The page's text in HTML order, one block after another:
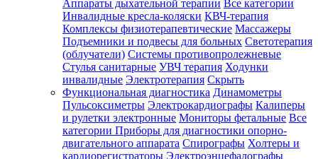
Аппараты дыхательной терапии Все категории
Инвалидные кресла-коляски КВЧ-терапия
Комплексы физиотерапевтические Массажеры
Подъемники и подвесы для больных Светотерапия
(облучатели) Системы противопролежневые
Стулья санитарные УВЧ терапия Ходунки
инвалидные Электротерапия Скрыть
Функциональная диагностика Динамометры
Пульсоксиметры Электрокардиографы Калиперы
и рулетки электронные Мониторы фетальные Все
категории Приборы для диагностики опорно-
двигательного аппарата Спирографы Холтеры и
кардиорегистраторы Электроэнцефалографы